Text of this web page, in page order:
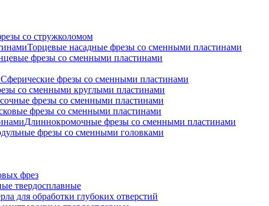
со стружколомом
Торцевые насадные фрезы со сменными пластинами
фрезы со сменными пластинами
Сферические фрезы со сменными пластинами
со сменными круглыми пластинами
фрезы со сменными пластинами
фрезы со сменными пластинами
Длиннокромочные фрезы со сменными пластинами
фрезы со сменными головками
фрез
твердосплавные
для обработки глубоких отверстий